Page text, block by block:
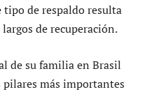
tipo de respaldo resulta
de recuperación.
de su familia en Brasil
más importantes